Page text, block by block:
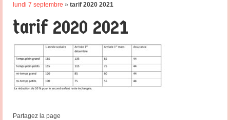
lundi 7 septembre » tarif 2020 2021
tarif 2020 2021
Partagez la page